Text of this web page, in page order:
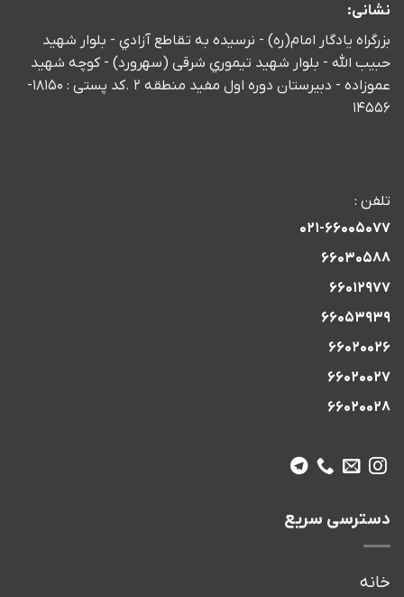
نشانی:
بزرگراه يادگار امام(ره) - نرسيده به تقاطع آزادي - بلوار شهید
حبیب الله - بلوار شهيد تيموري شرقی (سهرورد) - كوچه شهيد
عموزاده - دبیرستان دوره اول مفید منطقه 2 .کد پستی : 18150-
14556
تلفن :
021-66005077
66030588
66012977
66053939
66020026
66020027
66020028
دسترسی سریع
خانه